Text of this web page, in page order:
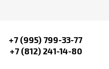
+7 (995) 799-33-77
+7 (812) 241-14-80